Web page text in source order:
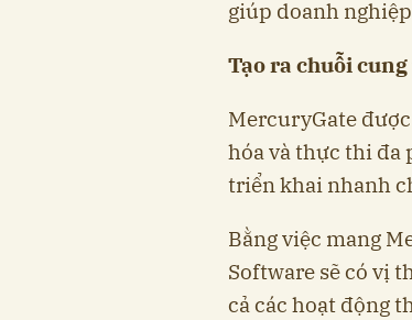
giúp doanh
Tạo ra chuỗi
MercuryGate
hóa và thực thi đa
triển khai nhanh
Bằng việc mang
Software sẽ có vị
cả các hoạt động